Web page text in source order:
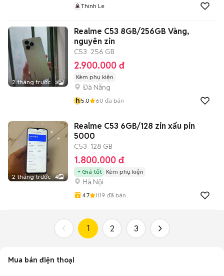
Thinh Le
2 tháng trước 3
Realme C53 8GB/256GB Vàng,
nguyên zin
C53 256 GB
2.900.000 đ
Kèm phụ kiện
Đà Nẵng
h5.0 60 đã bán
2 tháng trước 4
Realme C53 6GB/128 zin xấu pin
5000
C53 128 GB
1.800.000 đ
Giá tốt Kèm phụ kiện
Hà Nội
4.7 1119 đã bán
1 2 3
Mua bán điện thoại